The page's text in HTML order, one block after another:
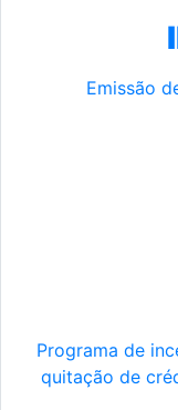
Emissão
Programa de
quitação de